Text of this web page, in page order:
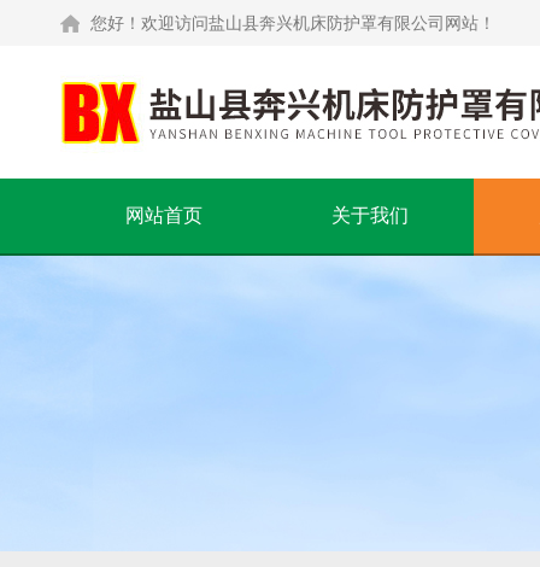
您好！欢迎访问盐山县奔兴机床防护罩有限公司网站！
网站首页 关于我们